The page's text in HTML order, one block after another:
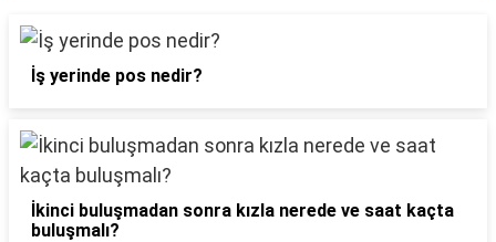
İş yerinde pos nedir?
İkinci buluşmadan sonra kızla nerede ve saat kaçta
buluşmalı?